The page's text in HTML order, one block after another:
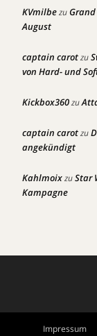
KVmilbezuGrand
August
captain carotzu
von Hard- und
Kickbox360zu
captain carotzu
angekündigt
KahlmoixzuStar
Kampagne
Impressum